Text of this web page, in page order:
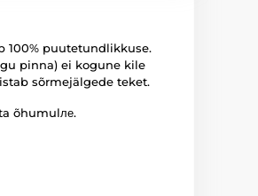
100% puutetundlikkuse.
pinna) ei kogune kile
sõrmejälgede teket.
õhumulле.